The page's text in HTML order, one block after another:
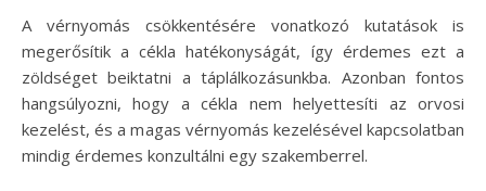
A vérnyomás csökkentésére vonatkozó kutatások is
megerősítik a cékla hatékonyságát, így érdemes ezt a
zöldséget beiktatni a táplálkozásunkba. Azonban fontos
hangsúlyozni, hogy a cékla nem helyettesíti az orvosi
kezelést, és a magas vérnyomás kezelésével kapcsolatban
mindig érdemes konzultálni egy szakemberrel.